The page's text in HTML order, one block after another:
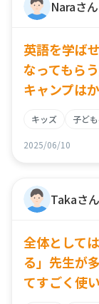
Naraさ
英語を学ば
なってもら
キャンプは
キッズ 子ど
2025/06/10
Takaさ
全体として
る」先生が
てすごく使